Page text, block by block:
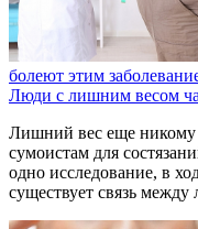
болеют этим
Люди с лишним весом
Лишний вес еще никому
сумоистам для
одно исследование, в
существует связь